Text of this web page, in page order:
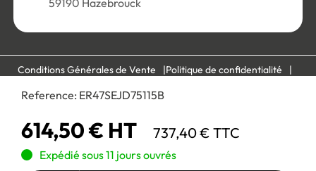
Reference: ER47SEJD75115B
614,50 € HT 737,40 € TTC
Expédié sous 11 jours ouvrés
59190 Hazebrouck
Conditions Générales de Vente
Politique de confidentialité
Mentions légales
Paiement 100% sécurisé :